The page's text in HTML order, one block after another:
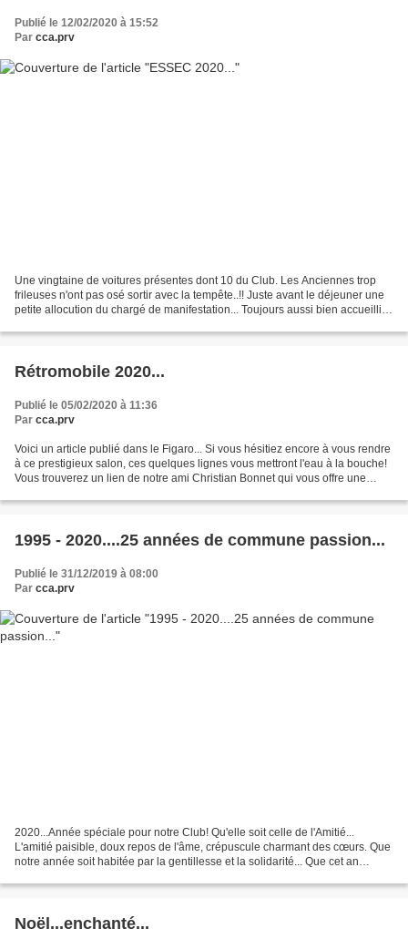
Publié le 12/02/2020 à 15:52
Par cca.prv
Une vingtaine de voitures présentes dont 10 du Club. Les Anciennes trop
frileuses n'ont pas osé sortir avec la tempête..!! Juste avant le déjeuner une
petite allocution du chargé de manifestation... Toujours aussi bien accueillis
Rétromobile 2020...
Publié le 05/02/2020 à 11:36
Par cca.prv
Voici un article publié dans le Figaro... Si vous hésitiez encore à vous rendre
à ce prestigieux salon, ces quelques lignes vous mettront l'eau à la bouche!
Vous trouverez un lien de notre ami Christian Bonnet qui vous offre une
1995 - 2020....25 années de commune passion...
Publié le 31/12/2019 à 08:00
Par cca.prv
2020...Année spéciale pour notre Club! Qu'elle soit celle de l'Amitié...
L'amitié paisible, doux repos de l'âme, crépuscule charmant des cœurs. Que
notre année soit habitée par la gentillesse et la solidarité... Que cet an
Noël...enchanté...